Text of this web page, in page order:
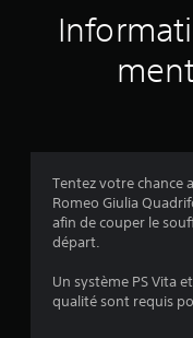
Tentez votre chance
Romeo Giulia
afin de couper le
départ.
Un système PS Vita
qualité sont requis